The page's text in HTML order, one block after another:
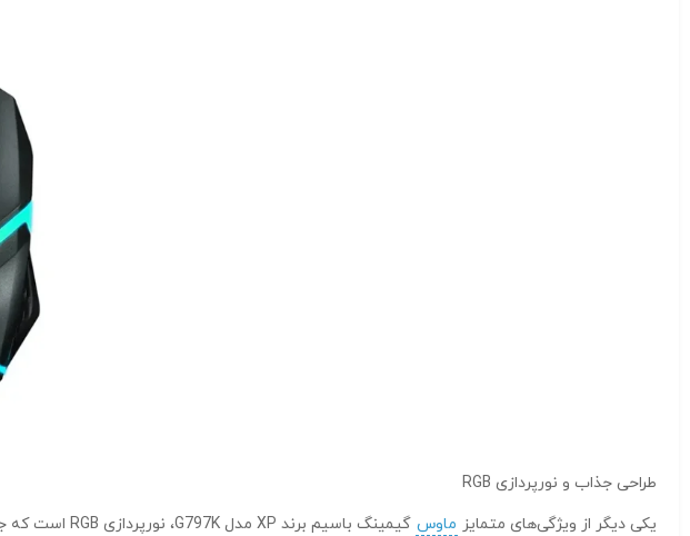
طراحی جذاب و نورپردازی RGB
یکی دیگر از ویژگی‌های متمایز ماوس